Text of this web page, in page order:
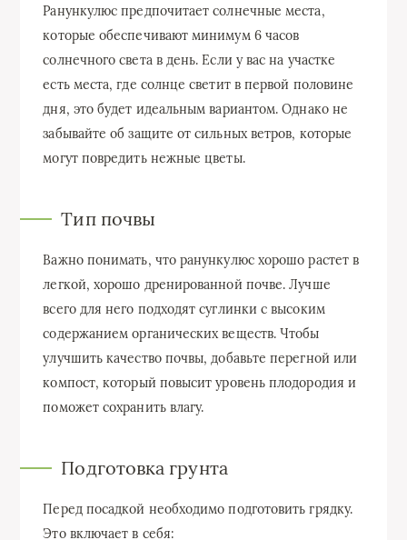
Ранункулюс предпочитает солнечные места,
которые обеспечивают минимум 6 часов
солнечного света в день. Если у вас на участке
есть места, где солнце светит в первой половине
дня, это будет идеальным вариантом. Однако не
забывайте об защите от сильных ветров, которые
могут повредить нежные цветы.
Тип почвы
Важно понимать, что ранункулюс хорошо растет в
легкой, хорошо дренированной почве. Лучше
всего для него подходят суглинки с высоким
содержанием органических веществ. Чтобы
улучшить качество почвы, добавьте перегной или
компост, который повысит уровень плодородия и
поможет сохранить влагу.
Подготовка грунта
Перед посадкой необходимо подготовить грядку.
Это включает в себя: